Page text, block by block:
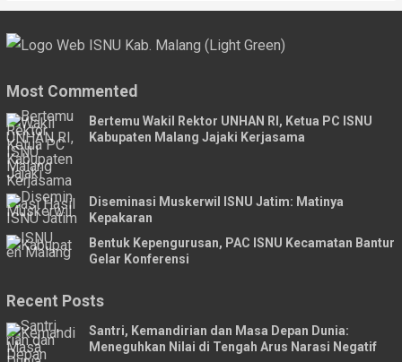
Most Commented
Bertemu Wakil Rektor UNHAN RI, Ketua PC ISNU
Kabupaten Malang Jajaki Kerjasama
Diseminasi Muskerwil ISNU Jatim: Matinya
Kepakaran
Bentuk Kepengurusan, PAC ISNU Kecamatan Bantur
Gelar Konferensi
Recent Posts
Santri, Kemandirian dan Masa Depan Dunia:
Meneguhkan Nilai di Tengah Arus Narasi Negatif